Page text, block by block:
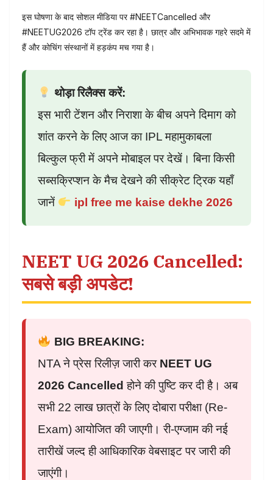
इस घोषणा के बाद सोशल मीडिया पर #NEETCancelled और
#NEETUG2026 टॉप ट्रेंड कर रहा है। छात्र और अभिभावक गहरे सदमे में
हैं और कोचिंग संस्थानों में हड़कंप मच गया है।
थोड़ा रिलैक्स करें:
इस भारी टेंशन और निराशा के बीच अपने दिमाग को
शांत करने के लिए आज का IPL महामुकाबला
बिल्कुल फ्री में अपने मोबाइल पर देखें। बिना किसी
सब्सक्रिप्शन के मैच देखने की सीक्रेट ट्रिक यहाँ
जानें
ipl free me kaise dekhe 2026
NEET UG 2026 Cancelled:
सबसे बड़ी अपडेट!
BIG BREAKING:
NTA ने प्रेस रिलीज़ जारी कर NEET UG
2026 Cancelled होने की पुष्टि कर दी है। अब
सभी 22 लाख छात्रों के लिए दोबारा परीक्षा (Re-
Exam) आयोजित की जाएगी। री-एग्जाम की नई
तारीखें जल्द ही आधिकारिक वेबसाइट पर जारी की
जाएंगी।